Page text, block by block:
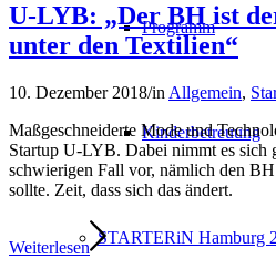
Programm
Kinderbetreuung
STARTERiN Hamburg
U-LYB: „Der BH ist
unter den Textilien“
10. Dezember 2018/in Allgemein,
Maßgeschneiderte Mode und
Startup U-LYB. Dabei nimmt es sich
schwierigen Fall vor, nämlich den
sollte. Zeit, dass sich das ändert.
Weiterlesen